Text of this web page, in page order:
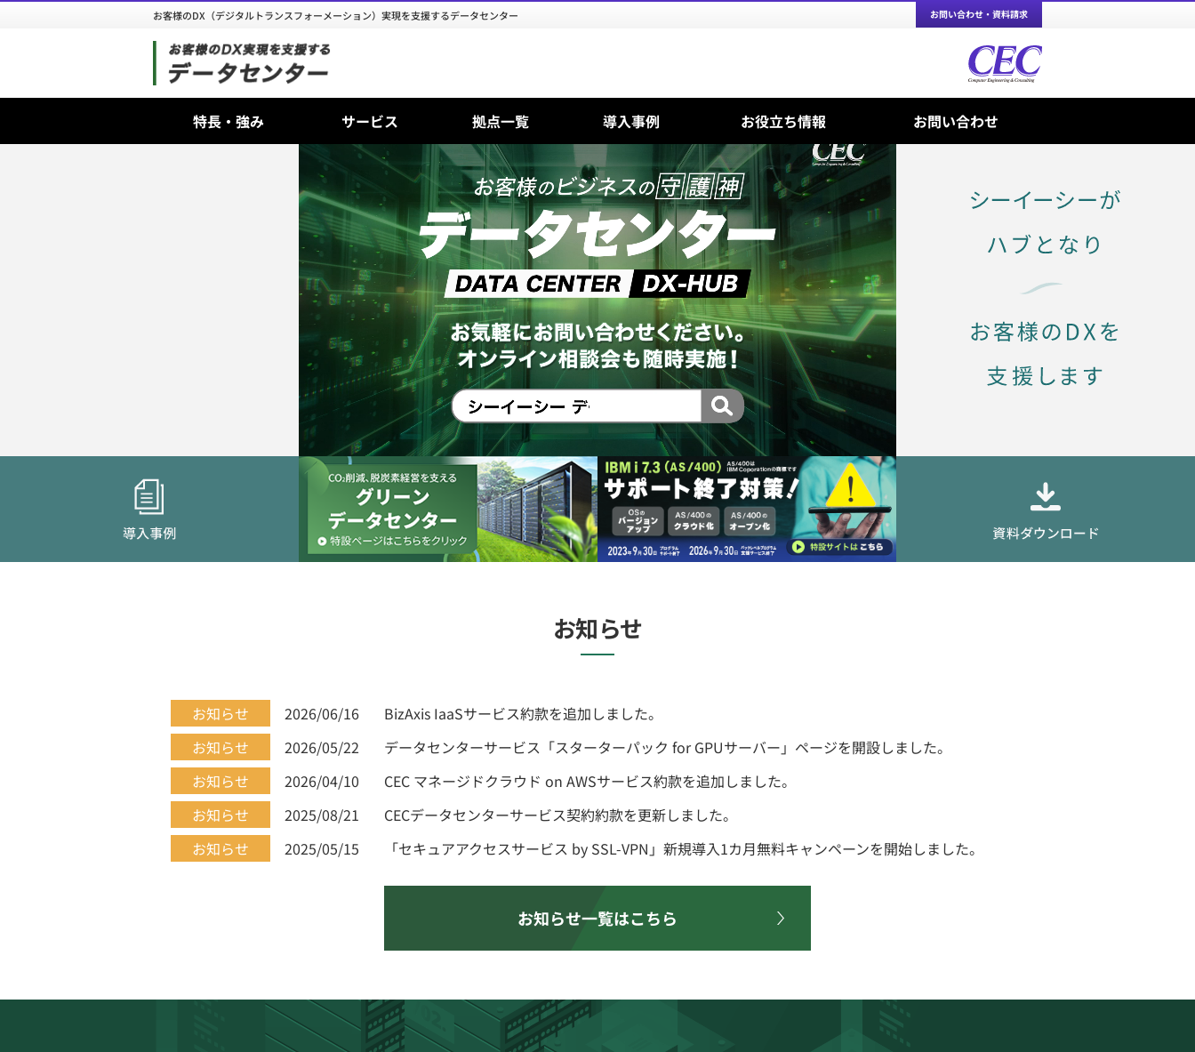
お客様のDX（デジタルトランスフォーメーション）実現を支援するデータセンター
特長・強み サービス 拠点一覧 導入事例 お役立ち情報 お問い合わせ
お問い合わせ・資料請求
お知らせ
お知らせ 2026/06/16
BizAxis IaaSサービス約款を追加しました。
お知らせ
2026/05/22
データセンターサービス「スターターパック for GPUサーバー」ページを開設しました。
お知らせ
2026/04/10
CEC マネージドクラウド on AWSサービス約款を追加しました。
お知らせ
2025/08/21
CECデータセンターサービス契約約款を更新しました。
お知らせ
2025/05/15 「セキュアアクセスサービス by SSL-VPN」新規導入1カ月無料キャンペーンを開始しました。
お知らせ一覧はこちら